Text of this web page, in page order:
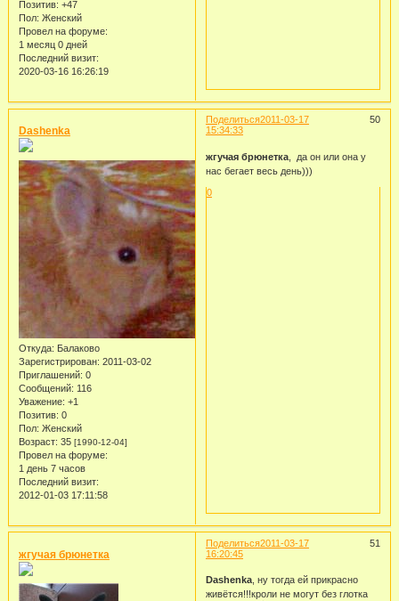
Позитив: +47
Пол: Женский
Провел на форуме:
1 месяц 0 дней
Последний визит:
2020-03-16 16:26:19
Поделиться 50
2011-03-17
15:34:33
Dashenka
Откуда: Балаково
Зарегистрирован: 2011-03-02
Приглашений: 0
Сообщений: 116
Уважение: +1
Позитив: 0
Пол: Женский
Возраст: 35 [1990-12-04]
Провел на форуме:
1 день 7 часов
Последний визит:
2012-01-03 17:11:58
жгучая брюнетка, да он или она у
нас бегает весь день)))
0
Поделиться 51
2011-03-17
16:20:45
жгучая брюнетка
Dashenka, ну тогда ей прикрасно
живётся!!!кроли не могут без глотка